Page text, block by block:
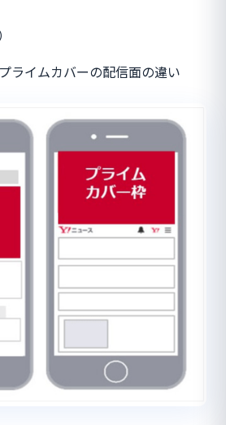
ライムカバーの配信面の違い